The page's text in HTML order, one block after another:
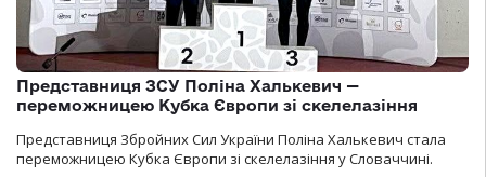
Представниця ЗСУ Поліна Халькевич —
переможницею Кубка Європи зі скелелазіння
Представниця Збройних Сил України Поліна Халькевич стала
переможницею Кубка Європи зі скелелазіння у Словаччині.